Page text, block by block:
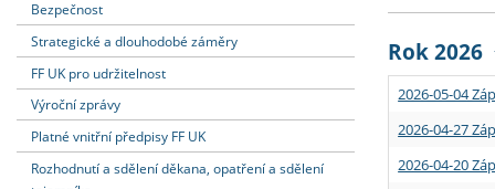
Dozvědět se více Strategie
Podpora
Podat přihlášku Učitelské
Dozvědět se více
Rigorózní
Dozvědět se více
Granty a
Dozvědět se více
Bezpečnost
Strategické a dlouhodobé záměry
FF UK pro udržitelnost
Výroční zprávy
Platné vnitřní předpisy FF UK
Rozhodnutí a sdělení děkana, opatření a sdělení
Rok 2026
2026-05-04
2026-04-27
2026-04-20